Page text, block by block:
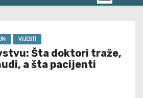
VIJESTI
Šta doktori traže,
a šta pacijenti